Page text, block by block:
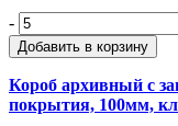
-
Добавить в корзину
Короб архивный с
покрытия, 100мм,